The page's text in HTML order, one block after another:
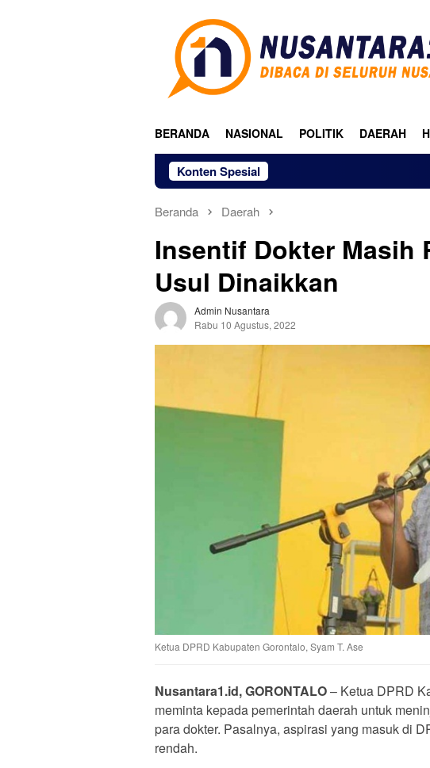
BERANDA NASIONAL POLITIK DAERAH
Konten Spesial
Beranda Daerah
Insentif Dokter Masih
Usul Dinaikkan
Admin Nusantara
Rabu 10 Agustus, 2022
Ketua DPRD Kabupaten Gorontalo, Syam T. Ase
Nusantara1.id, GORONTALO– Ketua DPRD
meminta kepada pemerintah daerah untuk
para dokter. Pasalnya, aspirasi yang masuk di
rendah.